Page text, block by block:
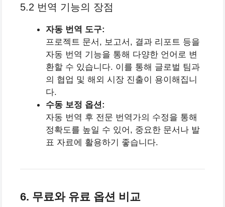
5.2 번역 기능의 장점
자동 번역 도구:
프로젝트 문서, 보고서, 결과 리포트 등을
자동 번역 기능을 통해 다양한 언어로 변
환할 수 있습니다. 이를 통해 글로벌 팀과
의 협업 및 해외 시장 진출이 용이해집니
다.
수동 보정 옵션:
자동 번역 후 전문 번역가의 수정을 통해
정확도를 높일 수 있어, 중요한 문서나 발
표 자료에 활용하기 좋습니다.
6. 무료와 유료 옵션 비교